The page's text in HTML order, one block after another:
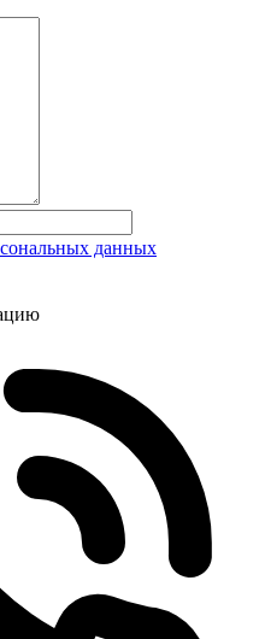
данных